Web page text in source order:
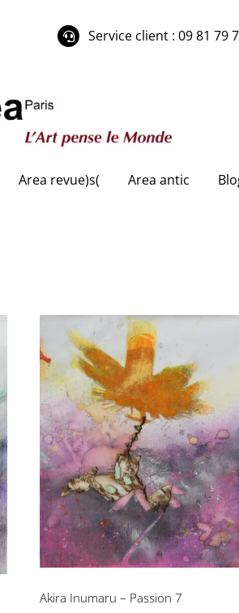
Service client : 09 81 79
Area revue)s( Area antic
in your cartwith promo code "AVADA20"
Akira Inumaru – Passion
7
Akira Inumaru – Passion 7